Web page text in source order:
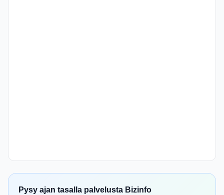
Pysy ajan tasalla palvelusta Bizinfo